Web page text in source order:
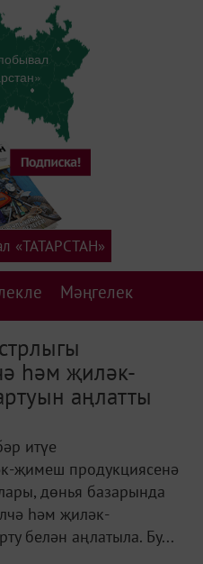
Мәңгелек
«ТАТАРСТАН»
һәм җиләк-
аңлатты
итүе
җимеш продукциясенә
дөнья базарында
һәм җиләк-
белән аңлатыла. Бу...